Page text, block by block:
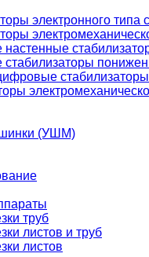
электронного
стабилизаторы
(УШМ)
труб
листов и труб
листов